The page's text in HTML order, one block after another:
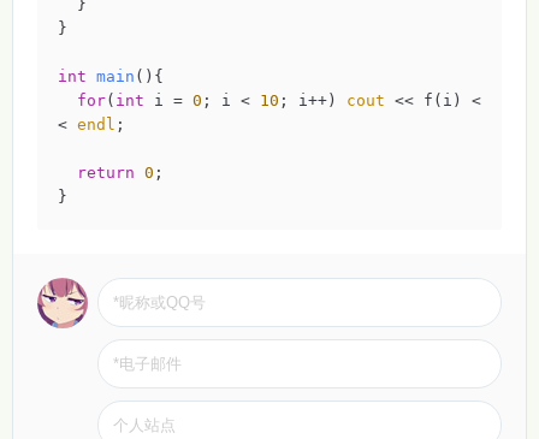
}
int main () {
for( int i = 0 ; i < 10 ; i++) cout << f(i) <
< endl ;
return 0 ;
}